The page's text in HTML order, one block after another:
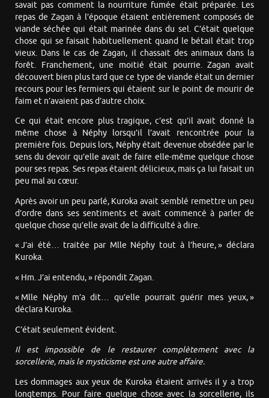
savait pas comment la nourriture fumée était préparée. Les
repas de Zagan à l’époque étaient entièrement composés de
viande séchée qui était marinée dans du sel. C’était quelque
chose qui se faisait habituellement quand le bétail était trop
vieux. Dans le cas de Zagan, il chassait des animaux dans la
forêt. Franchement, une moitié était pourrie. Zagan avait
découvert bien plus tard que ce type de viande était un dernier
recours pour les fermiers qui étaient sur le point de mourir de
faim et n’avaient pas d’autre choix.
Ce qui était encore plus tragique, c’est qu’il avait donné la
même chose à Néphy lorsqu’il l’avait rencontrée pour la
première fois. Depuis lors, Néphy était devenue obsédée par le
sens du devoir qu’elle avait de faire elle-même quelque chose
pour ses repas. Ses repas étaient délicieux, mais ça lui faisait un
peu mal au cœur.
Après avoir un peu parlé, Kuroka avait semblé remettre un peu
d’ordre dans ses sentiments et avait commencé à parler de
quelque chose qu’elle avait de la difficulté à dire.
« J’ai été… traitée par Mlle Néphy tout à l’heure, » déclara
Kuroka.
« Hm. J’ai entendu, » répondit Zagan.
« Mlle Néphy m’a dit… qu’elle pourrait guérir mes yeux, »
déclara Kuroka.
C’était seulement évident.
Il est impossible de le restaurer complètement avec la
sorcellerie, mais le mysticisme est une autre affaire.
Les dommages aux yeux de Kuroka étaient arrivés il y a trop
longtemps. Pour faire quelque chose avec la sorcellerie, ils